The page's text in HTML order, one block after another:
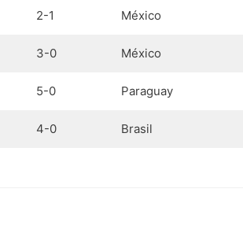
2-1 México
3-0 México
5-0 Paraguay
4-0 Brasil